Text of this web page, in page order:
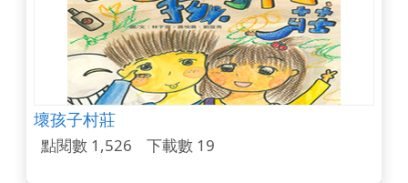
壞孩子村莊
點閱數 1,526 下載數 19